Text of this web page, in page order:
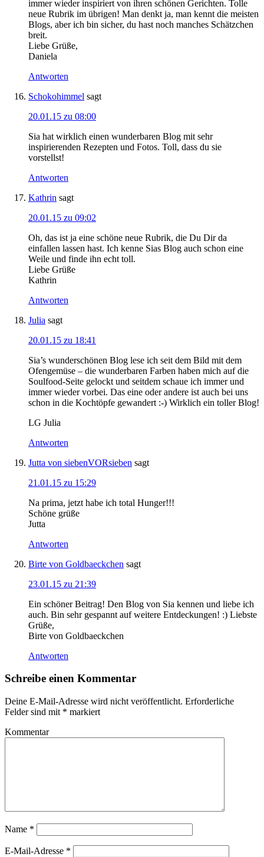
immer wieder inspiriert von ihren schönen Gerichten. Tolle
neue Rubrik im übrigen! Man denkt ja, man kennt die meisten
Blogs, aber ich bin sicher, du hast noch manches Schätzchen
breit.
Liebe Grüße,
Daniela
Antworten
Schokohimmel sagt
20.01.15 zu 08:00
Sia hat wirklich einen wunderbaren Blog mit sehr
inspirierenden Rezepten und Fotos. Toll, dass du sie
vorstellst!
Antworten
Kathrin sagt
20.01.15 zu 09:02
Oh, das ist ja eine schöne neue Rubrik, die Du Dir da
einfallen lassen hast. Ich kenne Sias Blog auch schon eine
Weile und finde ihn echt toll.
Liebe Grüße
Kathrin
Antworten
Julia sagt
20.01.15 zu 18:41
Sia’s wunderschönen Blog lese ich seit dem Bild mit dem
Ofengemüse – die wunderbaren Farben haben mich auf die
Soulfood-Seite gelockt und seitdem schaue ich immer und
immer wieder vorbei. Das eine oder andere ist auch bei uns
schon in die Kochtöpfe gewandert :-) Wirklich ein toller Blog!
LG Julia
Antworten
Jutta von siebenVORsieben sagt
21.01.15 zu 15:29
Na prima, jetzt habe ich total Hunger!!!
Schöne grüße
Jutta
Antworten
Birte von Goldbaeckchen sagt
23.01.15 zu 21:39
Ein schöner Beitrag! Den Blog von Sia kennen und liebe ich
auch. Bin sehr gespannt auf weitere Entdeckungen! :) Liebste
Grüße,
Birte von Goldbaeckchen
Antworten
Schreibe einen Kommentar
Deine E-Mail-Adresse wird nicht veröffentlicht. Erforderliche
Felder sind mit * markiert
Kommentar
Name *
E-Mail-Adresse *